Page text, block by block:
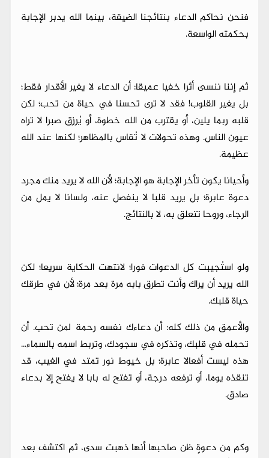
فنحن نحاكم الدعاء بنتائجنا الضيقة، بينما الله يدبر الإجابة
بحكمته الواسعة.
ثم إننا ننسى أثرا خفيا عميقا: أن الدعاء لا يغير الأقدار فقط؛
بل يغير القلوب! فقد لا ترى تحسنا في حياة من تحب؛ لكن
قلبه ربما يلين، أو يقترب من الله خطوة، أو يُرزق صبرا لا تراه
عيون الناس. وهذه تحولات لا تُقاس بالمظاهر؛ لكنها عند الله
عظيمة.
وأحيانا يكون تأخر الإجابة هو الإجابة؛ لأن الله لا يريد منك مجرد
دعوة عابرة؛ بل يريد قلبا لا ينفصل عنه، ولسانا لا يمل من
الرجاء، وروحا تتعلق به، لا بالنتائج.
ولو استُجيبت كل الدعوات فورا؛ لانتهت الحكاية سريعا؛ لكن
الله يريد أن يراك وأنت تطرق بابه مرة بعد مرة؛ لأن في طرقك
حياة قلبك.
والأعمق من ذلك كله: أن دعاءك نفسه رحمة لمن تحب. أن
تحمله في قلبك، وتذكره في سجودك، وتربط اسمه بالسماء...
هذه ليست أفعالا عابرة؛ بل خيوط نور تمتد في الغيب، قد
تنقذه يوما، أو ترفعه درجة، أو تفتح له بابا لا يفتح إلا بدعاء
صادق.
وكم من دعوةٍ ظن صاحبها أنها ذهبت سدى، ثم اكتشف بعد